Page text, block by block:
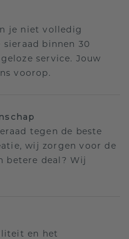
je niet volledig
binnen 30
service. Jouw
voorop.
tegen de beste
wij zorgen voor de
betere deal? Wij
en het